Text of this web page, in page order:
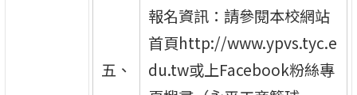
五、
報名資訊：請參閱本校網站
首頁http://www.ypvs.tyc.e
du.tw或上Facebook粉絲專